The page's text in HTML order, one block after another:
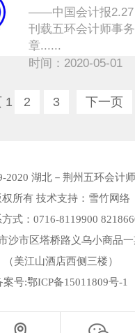
――中国会计报2.27
刊载五环会计师事
章......
时间：2020-05-01
1 2 3 下一页
2020 湖北－荆州五环会计
权所有 技术支持： 雪竹网络
式：0716-8119900
沙市区塔桥路义乌小商品
（美江山酒店西侧三楼）
案号:鄂ICP备15011809号-1